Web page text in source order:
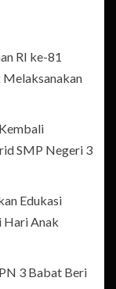
RI ke-81
Melaksanakan
SMP Negeri 3
Edukasi
Hari Anak
3 Babat Beri